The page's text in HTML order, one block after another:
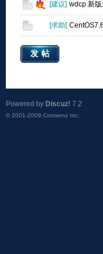
[建议] wdcp 新
[求助]
发帖
Powered by Discuz! 7.2
© 2001-2009 Comsenz Inc.